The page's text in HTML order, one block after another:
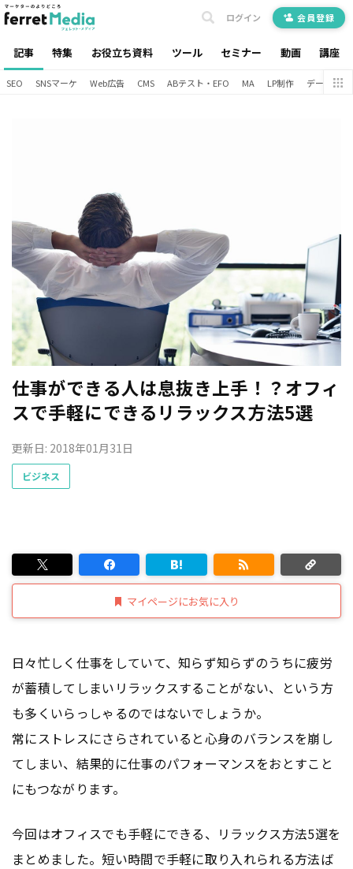
記事 特集 お役立ち資料 ツール セミナー 動画 講座
ログイン 会員登録
SEO SNSマーケ Web広告 CMS ABテスト・EFO MA LP制作 データ分析
仕事ができる人は息抜き上手！？オフィ
スで手軽にできるリラックス方法5選
更新日: 2018年01月31日
ビジネス
マイページにお気に入り
日々忙しく仕事をしていて、知らず知らずのうちに疲労
が蓄積してしまいリラックスすることがない、という方
も多くいらっしゃるのではないでしょうか。
常にストレスにさらされていると心身のバランスを崩し
てしまい、結果的に仕事のパフォーマンスをおとすこと
にもつながります。
今回はオフィスでも手軽にできる、リラックス方法5選を
まとめました。短い時間で手軽に取り入れられる方法ば